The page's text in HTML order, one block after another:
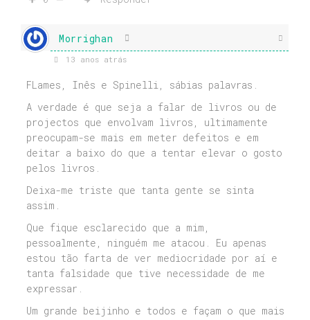
Morrighan
13 anos atrás
FLames, Inês e Spinelli, sábias palavras.
A verdade é que seja a falar de livros ou de
projectos que envolvam livros, ultimamente
preocupam-se mais em meter defeitos e em
deitar a baixo do que a tentar elevar o gosto
pelos livros.
Deixa-me triste que tanta gente se sinta
assim.
Que fique esclarecido que a mim,
pessoalmente, ninguém me atacou. Eu apenas
estou tão farta de ver mediocridade por aí e
tanta falsidade que tive necessidade de me
expressar.
Um grande beijinho e todos e façam o que mais